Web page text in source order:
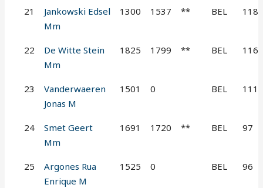
21
Jankowski Edsel
Mm
1300 1537 ** BEL 118
22
De Witte Stein
Mm
1825 1799 ** BEL 116
23
Vanderwaeren
Jonas M
1501 0 BEL 111
24
Smet Geert
Mm
1691 1720 ** BEL 97
25
Argones Rua
Enrique M
1525 0 BEL 96